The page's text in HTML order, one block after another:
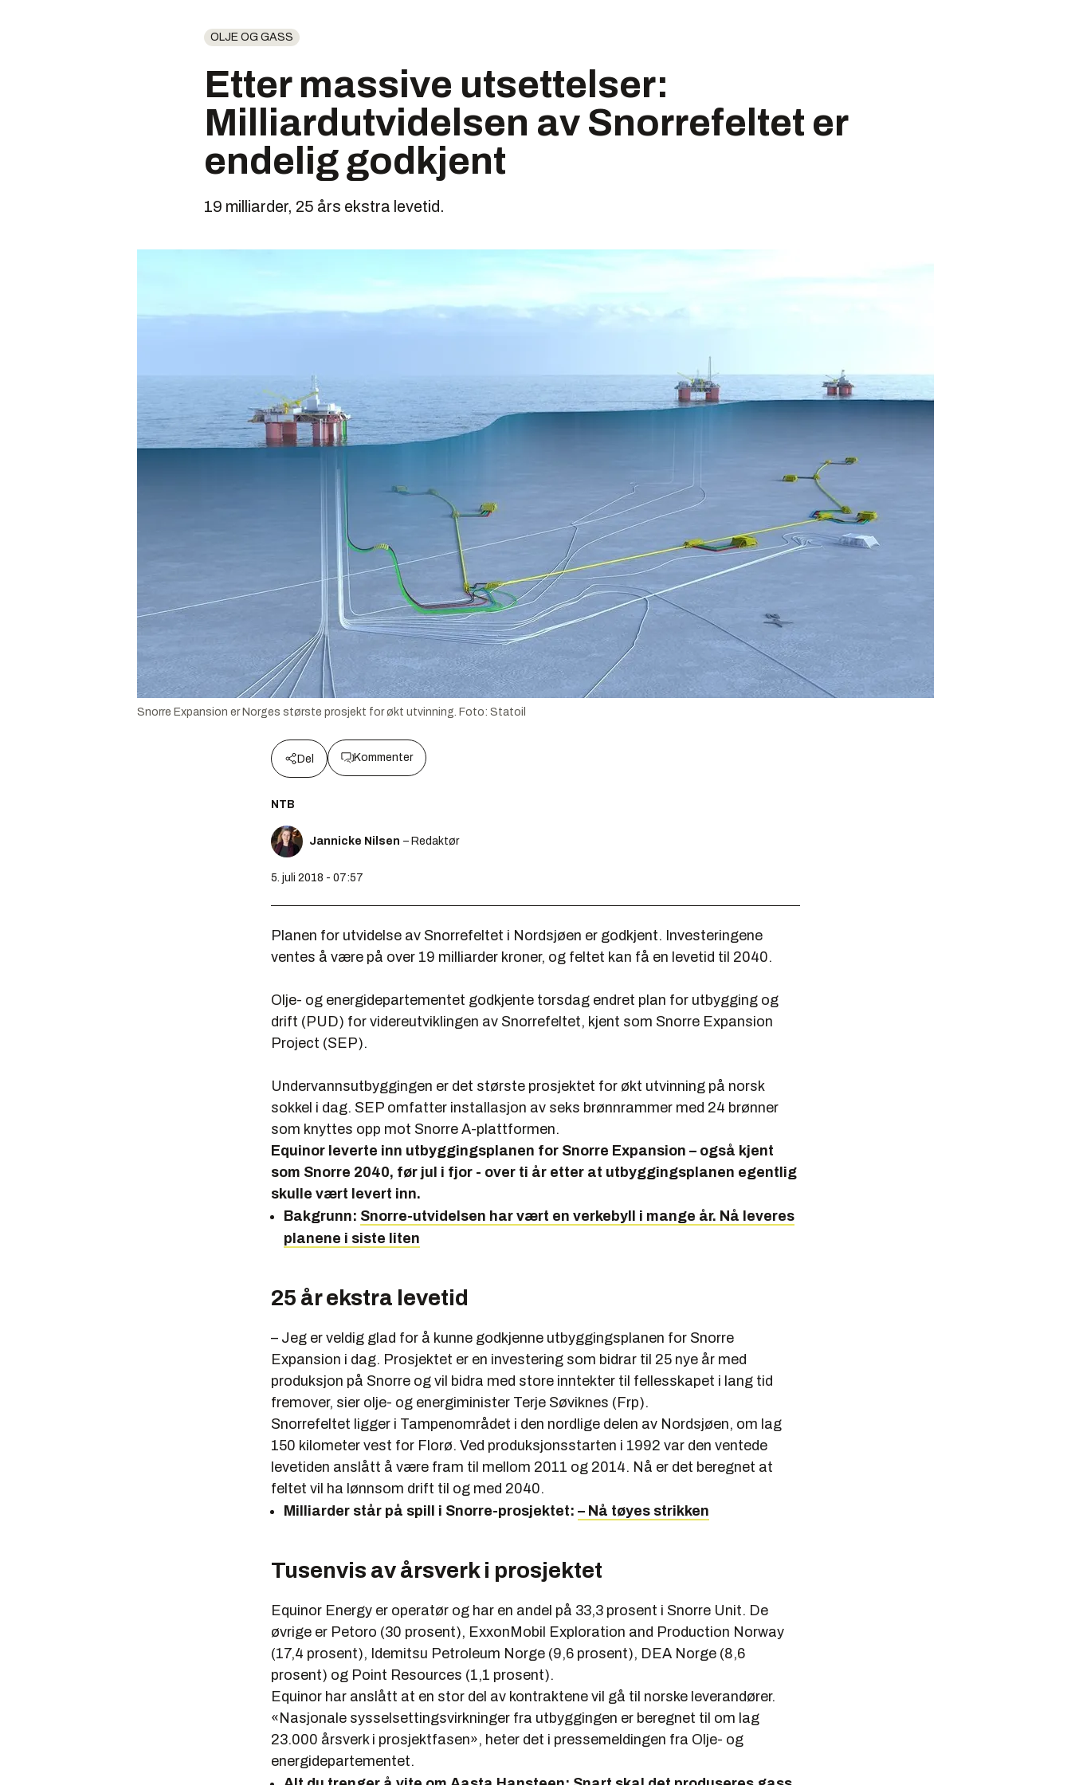
OLJE OG GASS
Etter massive utsettelser:
Milliardutvidelsen av Snorrefeltet er
endelig godkjent
19 milliarder, 25 års ekstra levetid.
Snorre Expansion er Norges største prosjekt for økt utvinning. Foto: Statoil
Del Kommenter
NTB
Jannicke Nilsen – Redaktør
5. juli 2018 - 07:57
Planen for utvidelse av Snorrefeltet i Nordsjøen er godkjent. Investeringene
ventes å være på over 19 milliarder kroner, og feltet kan få en levetid til 2040.
Olje- og energidepartementet godkjente torsdag endret plan for utbygging og
drift (PUD) for videreutviklingen av Snorrefeltet, kjent som Snorre Expansion
Project (SEP).
Undervannsutbyggingen er det største prosjektet for økt utvinning på norsk
sokkel i dag. SEP omfatter installasjon av seks brønnrammer med 24 brønner
som knyttes opp mot Snorre A-plattformen.
Equinor leverte inn utbyggingsplanen for Snorre Expansion – også kjent
som Snorre 2040, før jul i fjor - over ti år etter at utbyggingsplanen egentlig
skulle vært levert inn.
Bakgrunn: Snorre-utvidelsen har vært en verkebyll i mange år. Nå leveres
planene i siste liten
25 år ekstra levetid
– Jeg er veldig glad for å kunne godkjenne utbyggingsplanen for Snorre
Expansion i dag. Prosjektet er en investering som bidrar til 25 nye år med
produksjon på Snorre og vil bidra med store inntekter til fellesskapet i lang tid
fremover, sier olje- og energiminister Terje Søviknes (Frp).
Snorrefeltet ligger i Tampenområdet i den nordlige delen av Nordsjøen, om lag
150 kilometer vest for Florø. Ved produksjonsstarten i 1992 var den ventede
levetiden anslått å være fram til mellom 2011 og 2014. Nå er det beregnet at
feltet vil ha lønnsom drift til og med 2040.
Milliarder står på spill i Snorre-prosjektet: – Nå tøyes strikken
Tusenvis av årsverk i prosjektet
Equinor Energy er operatør og har en andel på 33,3 prosent i Snorre Unit. De
øvrige er Petoro (30 prosent), ExxonMobil Exploration and Production Norway
(17,4 prosent), Idemitsu Petroleum Norge (9,6 prosent), DEA Norge (8,6
prosent) og Point Resources (1,1 prosent).
Equinor har anslått at en stor del av kontraktene vil gå til norske leverandører.
«Nasjonale sysselsettingsvirkninger fra utbyggingen er beregnet til om lag
23.000 årsverk i prosjektfasen», heter det i pressemeldingen fra Olje- og
energidepartementet.